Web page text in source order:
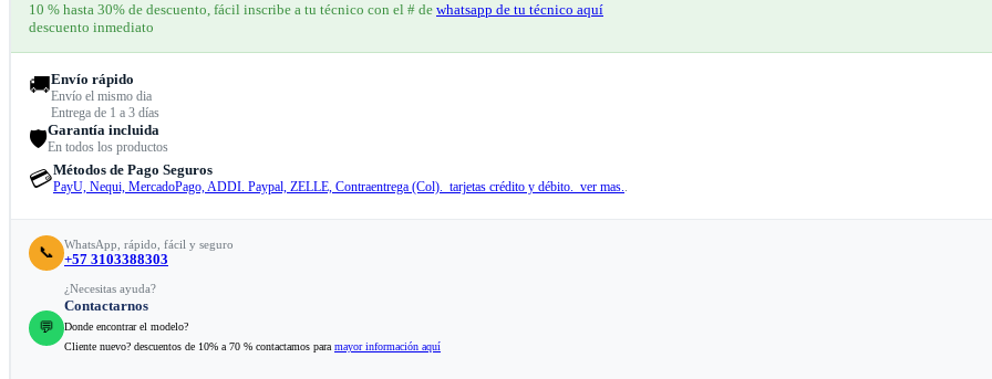
10 % hasta 30% de descuento, fácil inscribe a tu técnico con el # de whatsapp de tu técnico aquí
descuento inmediato
🚚Envío rápido
Envío el mismo dia
Entrega de 1 a 3 días
🛡️Garantía incluida
En todos los productos
💳Métodos de Pago Seguros
PayU, Nequi, MercadoPago, ADDI. Paypal, ZELLE, Contraentrega (Col). tarjetas crédito y débito. ver mas..
📞 WhatsApp, rápido, fácil y seguro
+57 3103388303
💬
¿Necesitas ayuda?
Contactarnos
Donde encontrar el modelo?
Cliente nuevo? descuentos de 10% a 70 % contactamos para mayor información aquí